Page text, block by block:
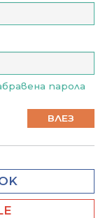
парола
ВЛЕЗ